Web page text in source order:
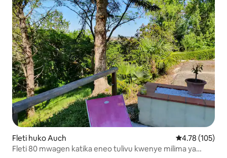
Fleti huko Auch Ukadiriaji wa
4.78 (105)
Fleti 80 mwagen katika eneo tulivu kwenye milima ya